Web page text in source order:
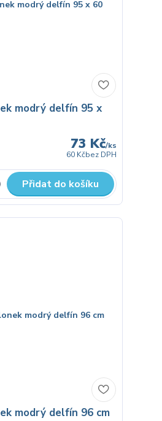
modrý delfín 95 x
73 Kč/ks
60 Kčbez DPH
Přidat do košíku
modrý delfín 96 cm